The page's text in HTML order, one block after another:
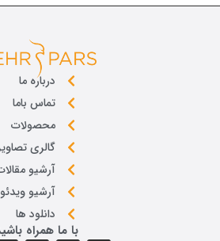
درباره ما
تماس باما
محصولات
گالری تصاویر
آرشیو مقالات
آرشیو ویدئو
دانلود ها
با ما همراه باشید